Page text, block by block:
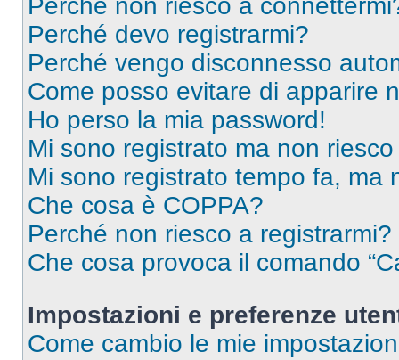
Perché non riesco a
Perché devo registrarmi?
Perché vengo disconnesso
Come posso evitare di apparire
Ho perso la mia password!
Mi sono registrato ma non
Mi sono registrato tempo fa, ma
Che cosa è COPPA?
Perché non riesco a registrarmi?
Che cosa provoca il comando
Impostazioni e preferenze
Come cambio le mie